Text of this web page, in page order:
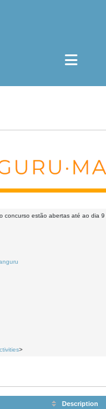
concurso estão abertas até ao dia
>
Description